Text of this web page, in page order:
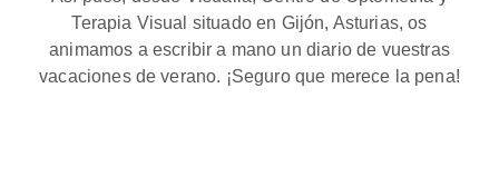
Terapia Visual situado en Gijón, Asturias,os
animamos a escribir a mano un diariode vuestras
vacaciones de verano. ¡Seguro que merece la pena!